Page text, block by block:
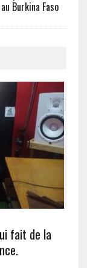
Burkina Faso
fait de la